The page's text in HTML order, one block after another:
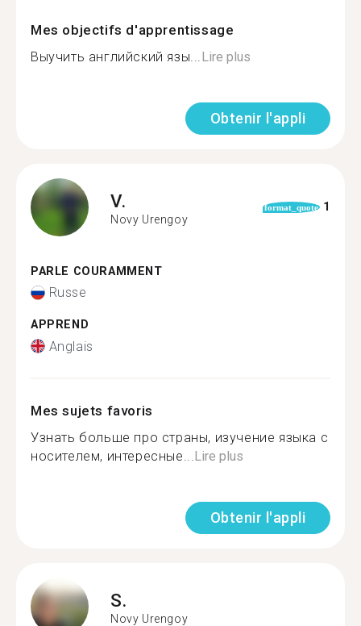
Mes objectifs d'apprentissage
Выучить английский язы... Lire plus
Obtenir l'appli
V.
Novy Urengoy
format_quote 1
PARLE COURAMMENT
Russe
APPREND
Anglais
Mes sujets favoris
Узнать больше про страны, изучение языка с
носителем, интересные... Lire plus
Obtenir l'appli
S.
Novy Urengoy